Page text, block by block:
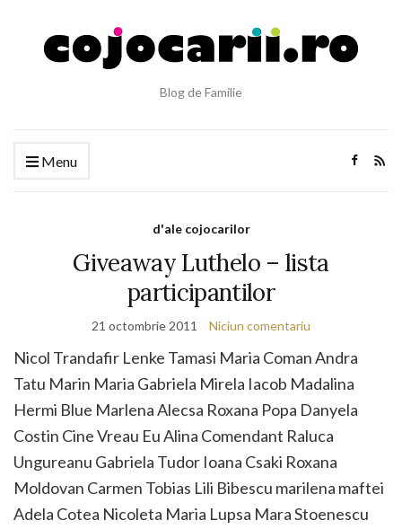
Blog de Familie
Menu
d'ale cojocarilor
Giveaway Luthelo – lista
participantilor
21 octombrie 2011 Niciun comentariu
Nicol Trandafir Lenke Tamasi Maria Coman Andra
Tatu Marin Maria Gabriela Mirela Iacob Madalina
Hermi Blue Marlena Alecsa Roxana Popa Danyela
Costin Cine Vreau Eu Alina Comendant Raluca
Ungureanu Gabriela Tudor Ioana Csaki Roxana
Moldovan Carmen Tobias Lili Bibescu marilena maftei
Adela Cotea Nicoleta Maria Lupsa Mara Stoenescu